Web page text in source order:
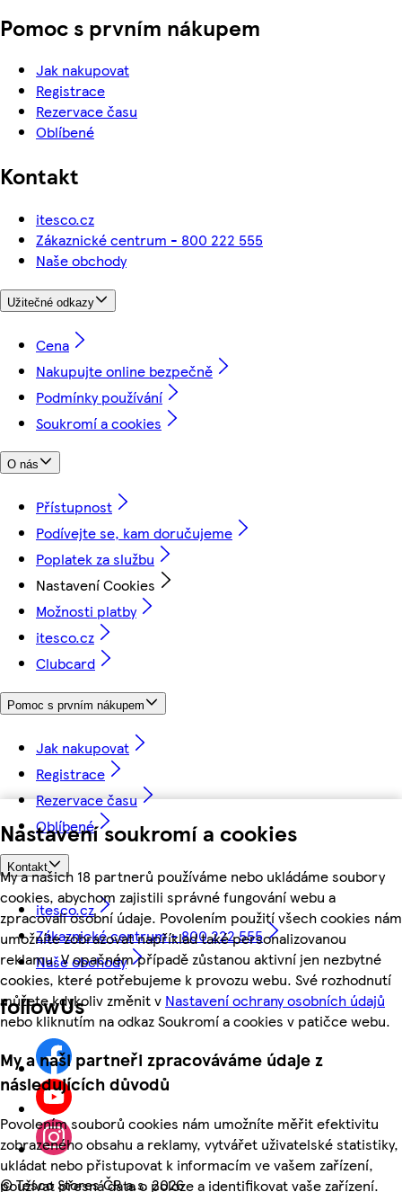
Nastavení soukromí a cookies
My a našich 18 partnerů používáme nebo ukládáme soubory
cookies, abychom zajistili správné fungování webu a
zpracovali osobní údaje. Povolením použití všech cookies nám
umožníte zobrazovat například také personalizovanou
reklamu. V opačném případě zůstanou aktivní jen nezbytné
cookies, které potřebujeme k provozu webu. Své rozhodnutí
můžete kdykoliv změnit v Nastavení ochrany osobních údajů
nebo kliknutím na odkaz Soukromí a cookies v patičce webu.
My a naši partneři zpracováváme údaje z
následujících důvodů
Povolením souborů cookies nám umožníte měřit efektivitu
zobrazeného obsahu a reklamy, vytvářet uživatelské statistiky,
ukládat nebo přistupovat k informacím ve vašem zařízení,
používat přesná data o poloze a identifikovat vaše zařízení.
Pomoc s prvním nákupem
Jak nakupovat
Registrace
Rezervace času
Oblíbené
Kontakt
itesco.cz
Zákaznické centrum - 800 222 555
Naše obchody
Užitečné odkazy
Cena
Nakupujte online bezpečně
Podmínky používání
Soukromí a cookies
O nás
Přístupnost
Podívejte se, kam doručujeme
Poplatek za službu
Nastavení Cookies
Možnosti platby
itesco.cz
Clubcard
Pomoc s prvním nákupem
Jak nakupovat
Registrace
Rezervace času
Oblíbené
Kontakt
itesco.cz
Zákaznické centrum - 800 222 555
Naše obchody
followUs
©Tesco Stores ČR a.s. 2026